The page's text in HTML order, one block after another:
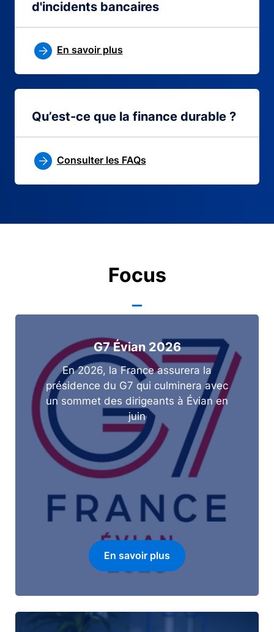
d'incidents bancaires
En savoir plus
Qu’est-ce que la finance durable ?
Consulter les FAQs
Focus
G7 Évian 2026
En 2026, la France assurera la
présidence du G7 qui culminera avec
un sommet des dirigeants à Évian en
juin
En savoir plus